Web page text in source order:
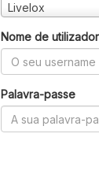
Livelox
Nome de utilizador
Palavra-passe